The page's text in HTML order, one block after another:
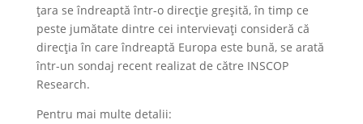
țara se îndreaptă într-o direcție greșită, în timp ce
peste jumătate dintre cei intervievați consideră că
direcția în care îndreaptă Europa este bună, se arată
într-un sondaj recent realizat de către INSCOP
Research.
Pentru mai multe detalii: